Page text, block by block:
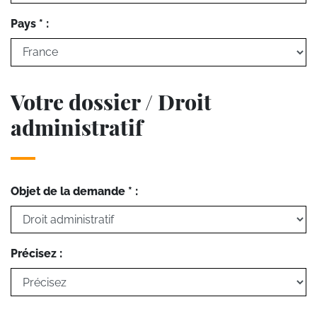
Pays * :
Votre dossier / Droit
administratif
Objet de la demande * :
Précisez :